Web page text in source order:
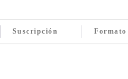
Suscripción Formato